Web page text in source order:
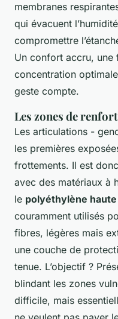
membranes
qui évacuent
compromettre
Un confort accru, une
concentration
geste compte.
Les zones de
Les articulations -
les premières
frottements. Il est
avec des matériaux à
le polyéthylène
couramment utilisés
fibres, légères mais
une couche de
tenue. L’objectif ?
blindant les zones
difficile, mais